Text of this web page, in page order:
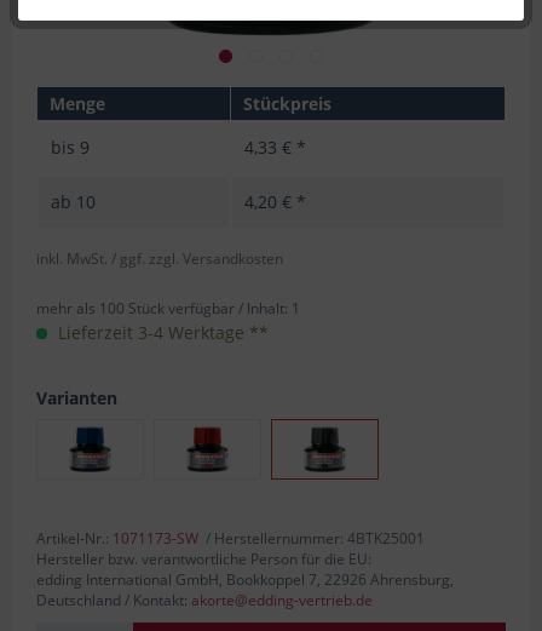
Menge
Stückpreis
bis 9 4,33 € *
ab 10 4,20 € *
inkl. MwSt. / ggf. zzgl. Versandkosten
mehr als 100 Stück verfügbar / Inhalt: 1
Lieferzeit 3-4 Werktage **
Varianten
Artikel-Nr.: 1071173-SW / Herstellernummer: 4BTK25001
Hersteller bzw. verantwortliche Person für die EU:
edding International GmbH, Bookkoppel 7, 22926 Ahrensburg,
Deutschland / Kontakt: akorte@edding-vertrieb.de